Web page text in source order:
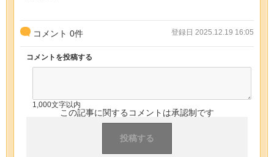
コメント 0件 登録日 2025.12.19 16:05
コメントを投稿する
1,000文字以内
この記事に関するコメントは承認制です